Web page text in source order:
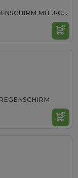
KLASSISCHER FALTREGENSCHIRM MIT J-GRIFF